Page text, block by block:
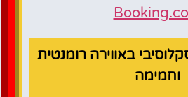
באווירה רומנטית
וחמימה